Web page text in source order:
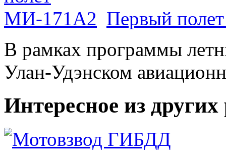
Первый
В рамках программы
Улан-Удэнском
Интересное из